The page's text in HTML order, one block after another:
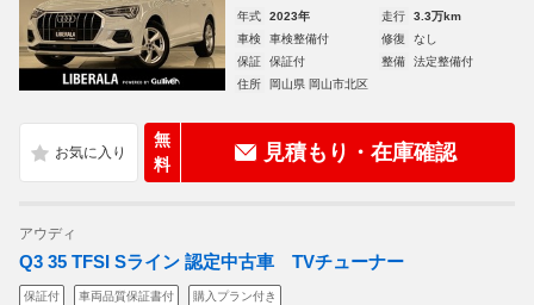
年式 2023年 走行
3.3万km
車検
車検整備付 修復
なし
保証
保証付 整備
法定整備付
住所
岡山県 岡山市北区
無
料
見積もり・在庫確認
アウディ
Q3 35 TFSI Sライン 認定中古車 TVチューナー
保証付 車両品質保証書付 購入プラン付き